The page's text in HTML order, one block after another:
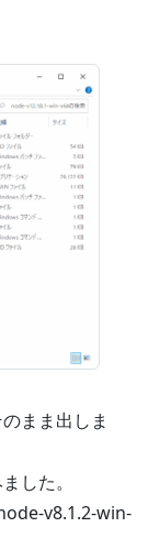
まま出しま
した。
v8.1.2-win-